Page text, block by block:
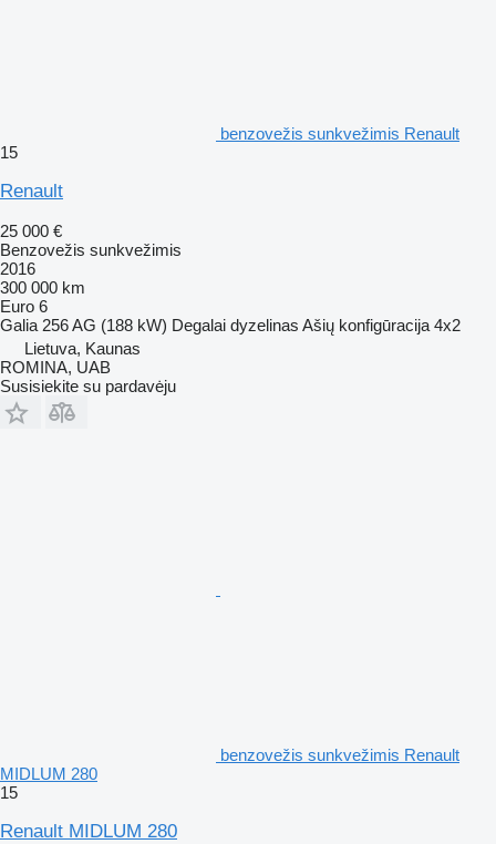
benzovežis sunkvežimis Renault
15
Renault
25 000 €
Benzovežis sunkvežimis
2016
300 000 km
Euro 6
Galia 256 AG (188 kW) Degalai dyzelinas Ašių konfigūracija 4x2
Lietuva, Kaunas
ROMINA, UAB
Susisiekite su pardavėju
benzovežis sunkvežimis Renault
MIDLUM 280
15
Renault MIDLUM 280